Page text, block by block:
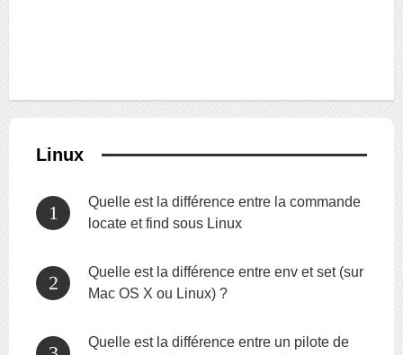
Linux
Quelle est la différence entre la commande
locate et find sous Linux
Quelle est la différence entre env et set (sur
Mac OS X ou Linux) ?
Quelle est la différence entre un pilote de